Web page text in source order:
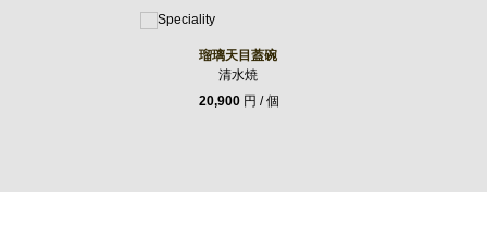
瑠璃天目蓋碗
清水焼
20,900 円 / 個